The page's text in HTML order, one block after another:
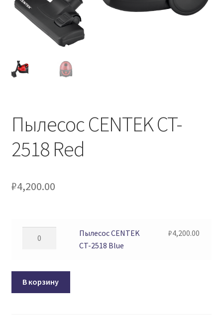
Пылесос CENTEK CT-
2518 Red
₽4,200.00
CENTEK
CT-
2518
Пылесос CENTEK
CT-2518 Blue
₽4,200.00
В корзину